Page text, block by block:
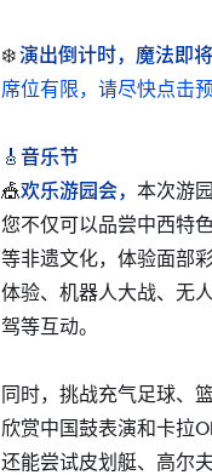
❄️演出倒计时，魔法即将
席位有限，请尽快点击
🎸 音乐节
🎪欢乐游园会， 本次游
您不仅可以品尝中西特
等非遗文化，体验面部
体验、机器人大战、无
驾等互动。
同时，挑战充气足球、
欣赏中国鼓表演和卡拉
还能尝试皮划艇、高尔